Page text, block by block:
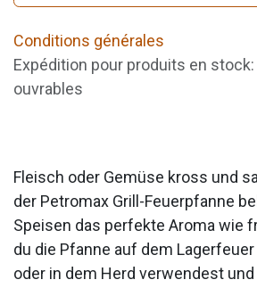
Conditions générales
Expédition pour produits en
ouvrables
Fleisch oder Gemüse kross und
der Petromax Grill-Feuerpfanne
Speisen das perfekte Aroma wie
du die Pfanne auf dem
oder in dem Herd verwendest